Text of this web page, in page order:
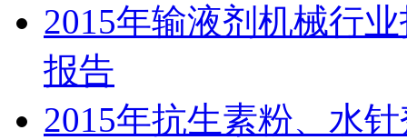
2015年输液剂机械行
报告
2015年抗生素粉、水